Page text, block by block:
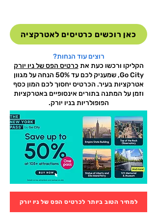
כאן רוכשים כרטיסים לאטרקציה
רוצים עוד הנחות?
הקליקו ורכשו כעת את כרטיס הפס של ניו יורק
Go City, שמעניק לכם עד 50% הנחה על מגוון
אטרקציות בעיר. הכרטיס יחסוך לכם המון כסף
וזמן על המתנה בתורים אינסופיים באטרקציות
הפופולריות בניו יורק.
למחיר הטוב ביותר לכרטיס הפס של ניו יורק